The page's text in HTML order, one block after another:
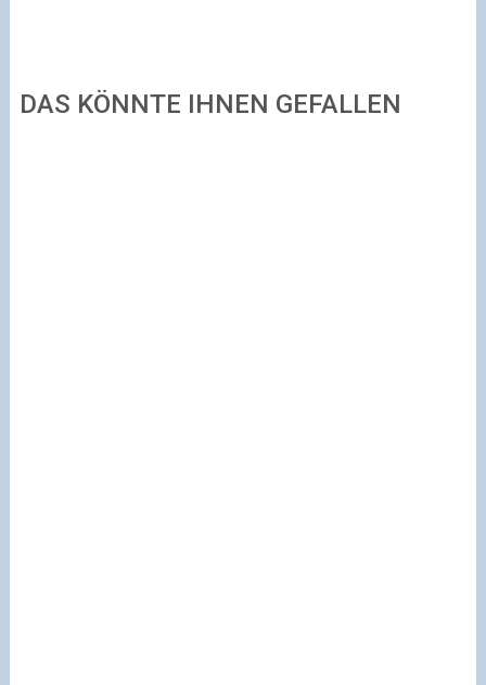
DAS KÖNNTE IHNEN GEFALLEN